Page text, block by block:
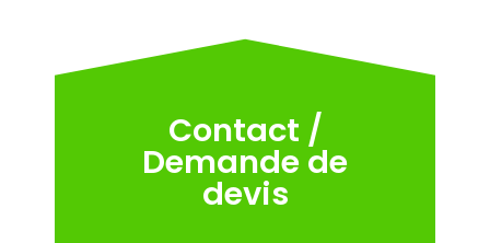
Contact /
Demande de
devis